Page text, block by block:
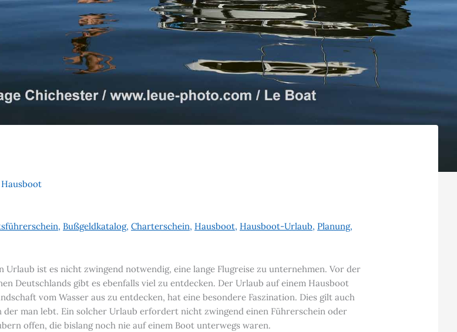
Hausboot
, Bußgeldkatalog,Charterschein, Hausboot, Hausboot-Urlaub, Planung,
ist es nicht zwingend notwendig, eine lange Flugreise zu unternehmen. Vor der
Deutschlands gibt es ebenfalls viel zu entdecken. Der Urlaub auf einem Hausboot
vom Wasser aus zu entdecken, hat eine besondere Faszination. Dies gilt auch
man lebt. Ein solcher Urlaub erfordert nicht zwingend einen Führerschein oder
offen, die bislang noch nie auf einem Boot unterwegs waren.